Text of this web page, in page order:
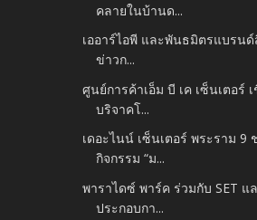
คลายในบ้านด...
เออาร์ไอพี และพันธมิตรแบรน
ข่าวก...
ศูนย์การค้าเอ็ม บี เค เซ็นเตอร์
บริจาคโ...
เดอะไนน์ เซ็นเตอร์ พระราม 9
กิจกรรม “ม...
พาราไดซ์ พาร์ค ร่วมกับ SET
ประกอบกา...